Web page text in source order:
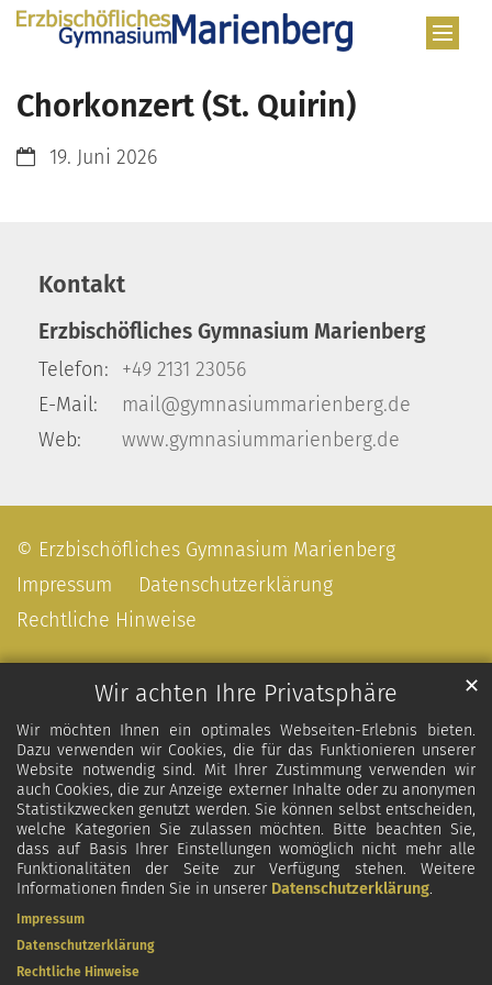
Wir achten Ihre Privatsphäre
Wir möchten Ihnen ein optimales Webseiten-Erlebnis bieten.
Dazu verwenden wir Cookies, die für das Funktionieren unserer
Website notwendig sind. Mit Ihrer Zustimmung verwenden wir
auch Cookies, die zur Anzeige externer Inhalte oder zu anonymen
Statistikzwecken genutzt werden. Sie können selbst entscheiden,
welche Kategorien Sie zulassen möchten. Bitte beachten Sie,
dass auf Basis Ihrer Einstellungen womöglich nicht mehr alle
Funktionalitäten der Seite zur Verfügung stehen. Weitere
Informationen finden Sie in unserer Datenschutzerklärung.
✕
Impressum
Datenschutzerklärung
Rechtliche Hinweise
Zum Inhalt springen
Chorkonzert (St. Quirin)
Datum:19. Juni 2026
Kontakt
Erzbischöfliches Gymnasium Marienberg
Telefon:
+49 2131 23056
E-Mail:
mail@gymnasiummarienberg.de
Web:
www.gymnasiummarienberg.de
© Erzbischöfliches Gymnasium Marienberg
Impressum
Datenschutzerklärung
Rechtliche Hinweise